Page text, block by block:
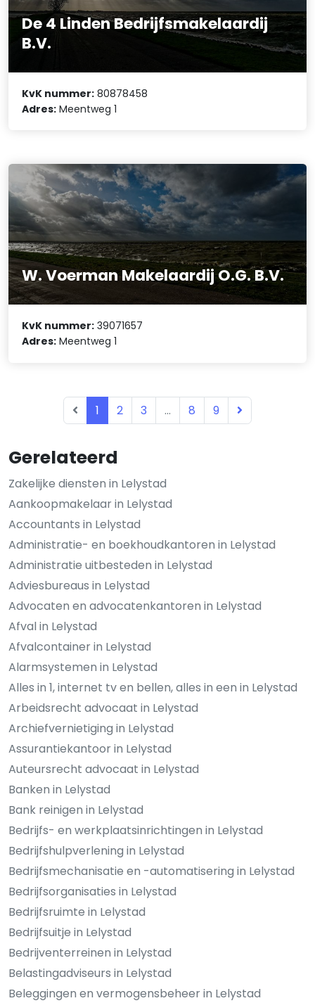
Gerelateerd
Zakelijke diensten in Lelystad
Aankoopmakelaar in Lelystad
Accountants in Lelystad
Administratie- en boekhoudkantoren in Lelystad
Administratie uitbesteden in Lelystad
Adviesbureaus in Lelystad
Advocaten en advocatenkantoren in Lelystad
Afval in Lelystad
Afvalcontainer in Lelystad
Alarmsystemen in Lelystad
Alles in 1, internet tv en bellen, alles in een in Lelystad
Arbeidsrecht advocaat in Lelystad
Archiefvernietiging in Lelystad
Assurantiekantoor in Lelystad
Auteursrecht advocaat in Lelystad
Banken in Lelystad
Bank reinigen in Lelystad
Bedrijfs- en werkplaatsinrichtingen in Lelystad
Bedrijfshulpverlening in Lelystad
Bedrijfsmechanisatie en -automatisering in Lelystad
Bedrijfsorganisaties in Lelystad
Bedrijfsruimte in Lelystad
Bedrijfsuitje in Lelystad
Bedrijventerreinen in Lelystad
Belastingadviseurs in Lelystad
Beleggingen en vermogensbeheer in Lelystad
De 4 Linden Bedrijfsmakelaardij
B.V.
KvK nummer: 80878458
Adres: Meentweg 1
W. Voerman Makelaardij O.G. B.V.
KvK nummer: 39071657
Adres: Meentweg 1
1 2 3 ... 8 9